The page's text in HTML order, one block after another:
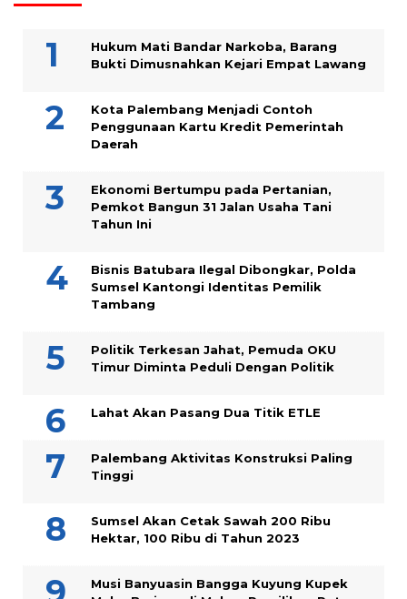
Hukum Mati Bandar Narkoba, Barang
Bukti Dimusnahkan Kejari Empat Lawang
Kota Palembang Menjadi Contoh
Penggunaan Kartu Kredit Pemerintah
Daerah
Ekonomi Bertumpu pada Pertanian,
Pemkot Bangun 31 Jalan Usaha Tani
Tahun Ini
Bisnis Batubara Ilegal Dibongkar, Polda
Sumsel Kantongi Identitas Pemilik
Tambang
Politik Terkesan Jahat, Pemuda OKU
Timur Diminta Peduli Dengan Politik
Lahat Akan Pasang Dua Titik ETLE
Palembang Aktivitas Konstruksi Paling
Tinggi
Sumsel Akan Cetak Sawah 200 Ribu
Hektar, 100 Ribu di Tahun 2023
Musi Banyuasin Bangga Kuyung Kupek